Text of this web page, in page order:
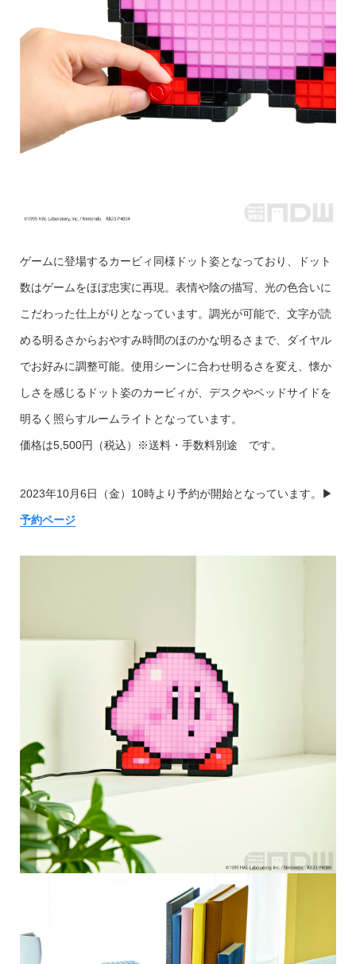
ゲームに登場するカービィ同様ドット姿となっており、ドット
数はゲームをほぼ忠実に再現。表情や陰の描写、光の色合いに
こだわった仕上がりとなっています。調光が可能で、文字が読
める明るさからおやすみ時間のほのかな明るさまで、ダイヤル
でお好みに調整可能。使用シーンに合わせ明るさを変え、懐か
しさを感じるドット姿のカービィが、デスクやベッドサイドを
明るく照らすルームライトとなっています。
価格は5,500円（税込）※送料・手数料別途 です。
2023年10月6日（金）10時より予約が開始となっています。▶︎
予約ページ